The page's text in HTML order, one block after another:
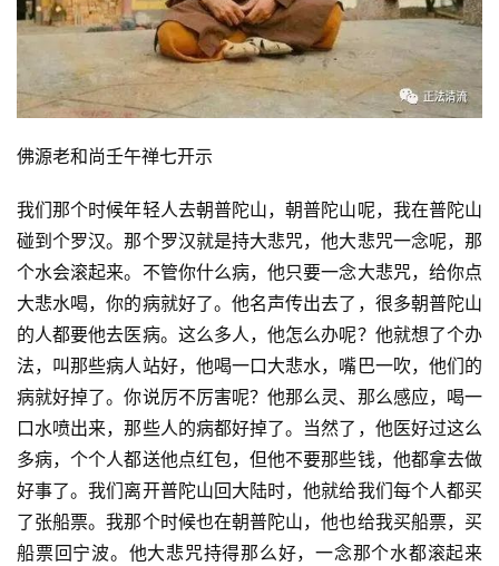
佛源老和尚壬午禅七开示
我们那个时候年轻人去朝普陀山，朝普陀山呢，我在普陀山
碰到个罗汉。那个罗汉就是持大悲咒，他大悲咒一念呢，那
个水会滚起来。不管你什么病，他只要一念大悲咒，给你点
大悲水喝，你的病就好了。他名声传出去了，很多朝普陀山
的人都要他去医病。这么多人，他怎么办呢？他就想了个办
法，叫那些病人站好，他喝一口大悲水，嘴巴一吹，他们的
病就好掉了。你说厉不厉害呢？他那么灵、那么感应，喝一
口水喷出来，那些人的病都好掉了。当然了，他医好过这么
多病，个个人都送他点红包，但他不要那些钱，他都拿去做
好事了。我们离开普陀山回大陆时，他就给我们每个人都买
了张船票。我那个时候也在朝普陀山，他也给我买船票，买
船票回宁波。他大悲咒持得那么好，一念那个水都滚起来